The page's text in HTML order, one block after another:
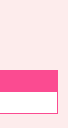
pieštukas